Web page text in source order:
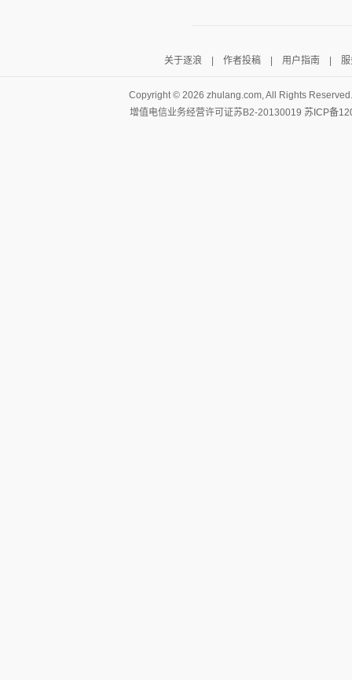
关于逐浪 作者投稿| 用户指南 服
Copyright © 2026 zhulang.com, All Rights
增值电信业务经营许可证苏B2-20130019 苏ICP备